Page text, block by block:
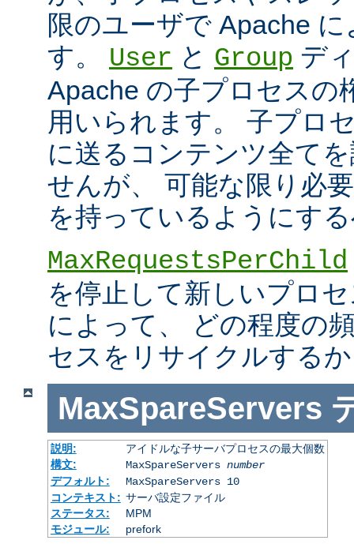
限のユーザで Apache
す。 User と Group デ
Apache の子プロセスの
用いられます。 子プロ
に送るコンテンツ全て
せんが、 可能な限り必
を持っているようにす
MaxRequestsPerChild
を停止して新しいプロ
によって、 どの程度の
セスをリサイクルする
MaxSpareServers
説明:
アイドルな子サーバプロセスの最大個数
構文:
MaxSpareServers number
デフォルト:
MaxSpareServers 10
コンテキスト: サーバ設定ファイル
ステータス:
MPM
モジュール:
prefork